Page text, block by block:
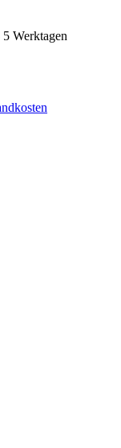
Werktagen